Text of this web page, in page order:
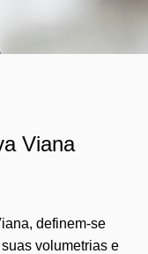
Viana
definem-se
volumetrias e